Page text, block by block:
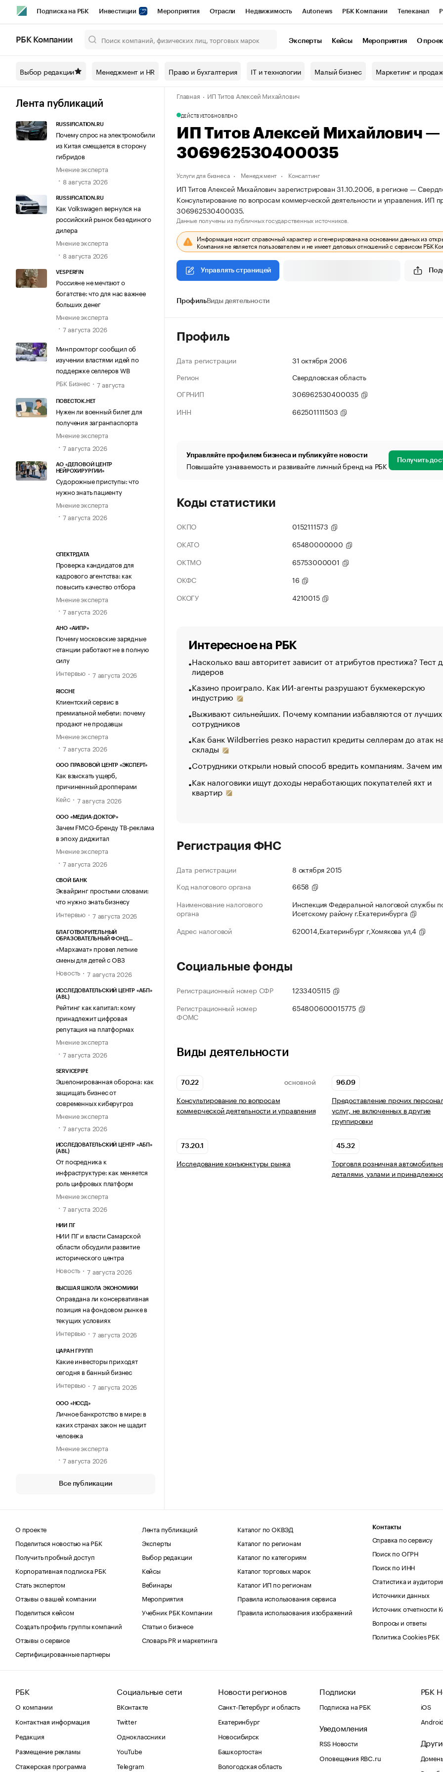
Подписка на РБК Инвестиции Мероприятия Отрасли Недвижимость Autonews РБК Компании Телеканал
Спецпроекты СПб Конференции СПб Спецпроекты Проверка контрагентов
Технологии и медиа Рынок наличной валюты
РБК Компании Эксперты Кейсы Мероприятия О
Выбор редакции Менеджмент и HR Право и бухгалтерия IT и технологии Малый бизнес Маркетинг и
Лента публикаций
RUSSIFICATION.RU
Почему спрос на электромобили
из Китая смещается в сторону
гибридов
Мнение эксперта
8 августа 2026
RUSSIFICATION.RU
Как Volkswagen вернулся на
российский рынок без единого
дилера
Мнение эксперта
8 августа 2026
VESPERFIN
Россияне не мечтают о
богатстве: что для нас важнее
больших денег
Мнение эксперта
7 августа 2026
Минпромторг сообщил об
изучении властями идей по
поддержке селлеров WB
РБК Бизнес
7 августа
ПОВЕСТОК.НЕТ
Нужен ли военный билет для
получения загранпаспорта
Мнение эксперта
7 августа 2026
АО «ДЕЛОВОЙ ЦЕНТР
НЕЙРОХИРУРГИИ»
Судорожные приступы: что
нужно знать пациенту
Мнение эксперта
7 августа 2026
СПЕКТРДАТА
Проверка кандидатов для
кадрового агентства: как
повысить качество отбора
Мнение эксперта
7 августа 2026
АНО «АИПР»
Почему московские зарядные
станции работают не в полную
силу
Интервью
7 августа 2026
RICCHE
Клиентский сервис в
премиальной мебели: почему
продают не продавцы
Мнение эксперта
7 августа 2026
ООО ПРАВОВОЙ ЦЕНТР «ЭКСПЕРТ»
Как взыскать ущерб,
причиненный дропперами
Кейс
7 августа 2026
ООО «МЕДИА-ДОКТОР»
Зачем FMCG-бренду ТВ-реклама
в эпоху диджитал
Мнение эксперта
7 августа 2026
СВОЙ БАНК
Эквайринг простыми словами:
что нужно знать бизнесу
Интервью
7 августа 2026
БЛАГОТВОРИТЕЛЬНЫЙ
ОБРАЗОВАТЕЛЬНЫЙ ФОНД
«Мархамат» провел летние
смены для детей с ОВЗ
Новость
7 августа 2026
ИССЛЕДОВАТЕЛЬСКИЙ ЦЕНТР «АБП»
(ABL)
Рейтинг как капитал: кому
принадлежит цифровая
репутация на платформах
Мнение эксперта
7 августа 2026
SERVICEPIPE
Эшелонированная оборона: как
защищать бизнес от
современных киберугроз
Мнение эксперта
7 августа 2026
ИССЛЕДОВАТЕЛЬСКИЙ ЦЕНТР «АБП»
(ABL)
От посредника к
инфраструктуре: как меняется
роль цифровых платформ
Мнение эксперта
7 августа 2026
НИИ ПГ
НИИ ПГ и власти Самарской
области обсудили развитие
исторического центра
Новость
7 августа 2026
ВЫСШАЯ ШКОЛА ЭКОНОМИКИ
Оправдана ли консервативная
позиция на фондовом рынке в
текущих условиях
Интервью
7 августа 2026
ЦАРАН ГРУПП
Какие инвесторы приходят
сегодня в банный бизнес
Интервью
7 августа 2026
ООО «НССД»
Личное банкротство в мире: в
каких странах закон не щадит
человека
Мнение эксперта
7 августа 2026
Все публикации
Главная ИП Титов Алексей Михайлович
ДЕЙСТВУЕТОБНОВЛЕНО
ИП Титов Алексей Михайлович
306962530400035
Услуги для бизнеса Менеджмент Консалтинг
ИП Титов Алексей Михайлович зарегистрирован 31.10.2006, в регионе —
Консультирование по вопросам коммерческой деятельности и управления.
306962530400035.
Данные получены из публичных государственных источников.
Информация носит справочный характер и сгенерирована на основании данных из
Компания не является пользователем и не имеет деловых отношений с сервисом РБК
Управлять страницей
ПрофильВиды деятельности
Профиль
Дата регистрации
31 октября 2006
Регион
Свердловская область
ОГРНИП
306962530400035
ИНН
662501111503
Управляйте профилем бизнеса и публикуйте новости
Повышайте узнаваемость и развивайте личный бренд на РБК Получить
Коды статистики
ОКПО
0152111573
ОКАТО
65480000000
ОКТМО
65753000001
ОКФС
16
ОКОГУ
4210015
Интересное на РБК
Насколько ваш авторитет зависит от атрибутов престижа? Тест
лидеров
Казино проиграло. Как ИИ-агенты разрушают букмекерскую
индустрию
Выживают сильнейших. Почему компании избавляются от лучших
сотрудников
Как банк Wildberries резко нарастил кредиты селлерам до атак
склады
Сотрудники открыли новый способ вредить компаниям. Зачем
Как налоговики ищут доходы неработающих покупателей яхт и
квартир
Регистрация ФНС
Дата регистрации
8 октября 2015
Код налогового органа
6658
Наименование налогового
органа
Инспекция Федеральной налоговой службы
Исетскому району г.Екатеринбурга
Адрес налоговой
620014,Екатеринбург г,Хомякова ул,4
Социальные фонды
Регистрационный номер СФР
1233405115
Регистрационный номер
ФОМС
654800600015775
Виды деятельности
70.22 ОСНОВНОЙ
Консультирование по вопросам
коммерческой деятельности и управления
96.09
Предоставление прочих
услуг, не включенных в другие
группировки
73.20.1
Исследование конъюнктуры рынка
45.32
Торговля розничная
деталями, узлами и
О проекте
Поделиться новостью на РБК
Получить пробный доступ
Корпоративная подписка РБК
Стать экспертом
Отзывы о вашей компании
Поделиться кейсом
Создать профиль группы компаний
Отзывы о сервисе
Сертифицированные партнеры
Лента публикаций
Эксперты
Выбор редакции
Кейсы
Вебинары
Мероприятия
Учебник РБК Компании
Статьи о бизнесе
Словарь PR и маркетинга
Каталог по ОКВЭД
Каталог по регионам
Каталог по категориям
Каталог торговых марок
Каталог ИП по регионам
Правила использования сервиса
Правила использования изображений
Контакты
Справка по сервису
Поиск по ОГРН
Поиск по ИНН
Статистика и
Источники данных
Источник отчетности
Вопросы и ответы
Политика Cookies РБК
РБК
О компании
Контактная информация
Редакция
Размещение рекламы
Стажерская программа
Социальные сети
ВКонтакте
Twitter
Одноклассники
YouTube
Telegram
Новости регионов
Санкт-Петербург и область
Екатеринбург
Новосибирск
Башкортостан
Вологодская область
Подписки
Подписка на РБК
Уведомления
RSS Новости
Оповещения RBC.ru
РБК
iOS